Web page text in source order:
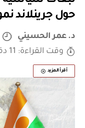
حول جرينلاند
د. عمر الحسيني
وقت القراءة: 11 دقيقة
أقرأ المزيد